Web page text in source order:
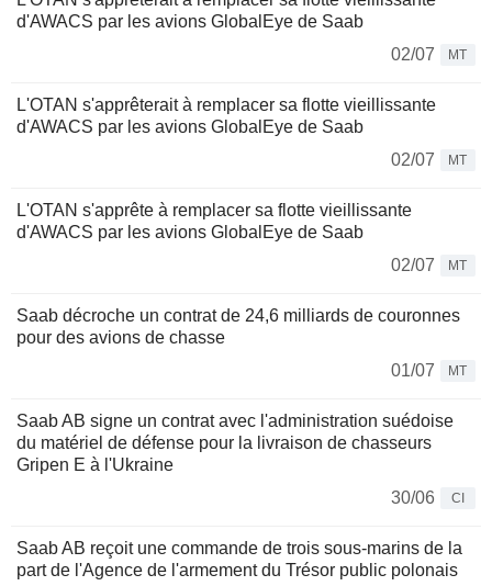
d'AWACS par les avions GlobalEye de Saab
02/07
MT
L'OTAN s'apprêterait à remplacer sa flotte vieillissante
d'AWACS par les avions GlobalEye de Saab
02/07
MT
L'OTAN s'apprête à remplacer sa flotte vieillissante
d'AWACS par les avions GlobalEye de Saab
02/07
MT
Saab décroche un contrat de 24,6 milliards de couronnes
pour des avions de chasse
01/07
MT
Saab AB signe un contrat avec l'administration suédoise
du matériel de défense pour la livraison de chasseurs
Gripen E à l'Ukraine
30/06
CI
Saab AB reçoit une commande de trois sous-marins de la
part de l'Agence de l'armement du Trésor public polonais